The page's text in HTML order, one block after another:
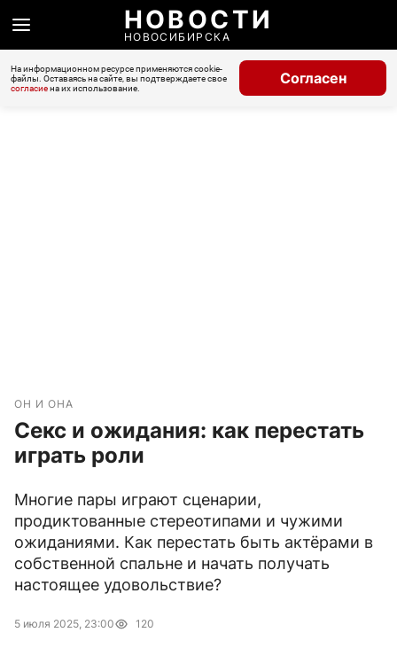
НОВОСТИ
НОВОСИБИРСКА
На информационном ресурсе применяются cookie-
файлы. Оставаясь на сайте, вы подтверждаете свое
согласиена их использование.
Согласен
ОН И ОНА
Секс и ожидания: как перестать
играть роли
Многие пары играют сценарии,
продиктованные стереотипами и чужими
ожиданиями. Как перестать быть актёрами в
собственной спальне и начать получать
настоящее удовольствие?
5 июля 2025, 23:00 120